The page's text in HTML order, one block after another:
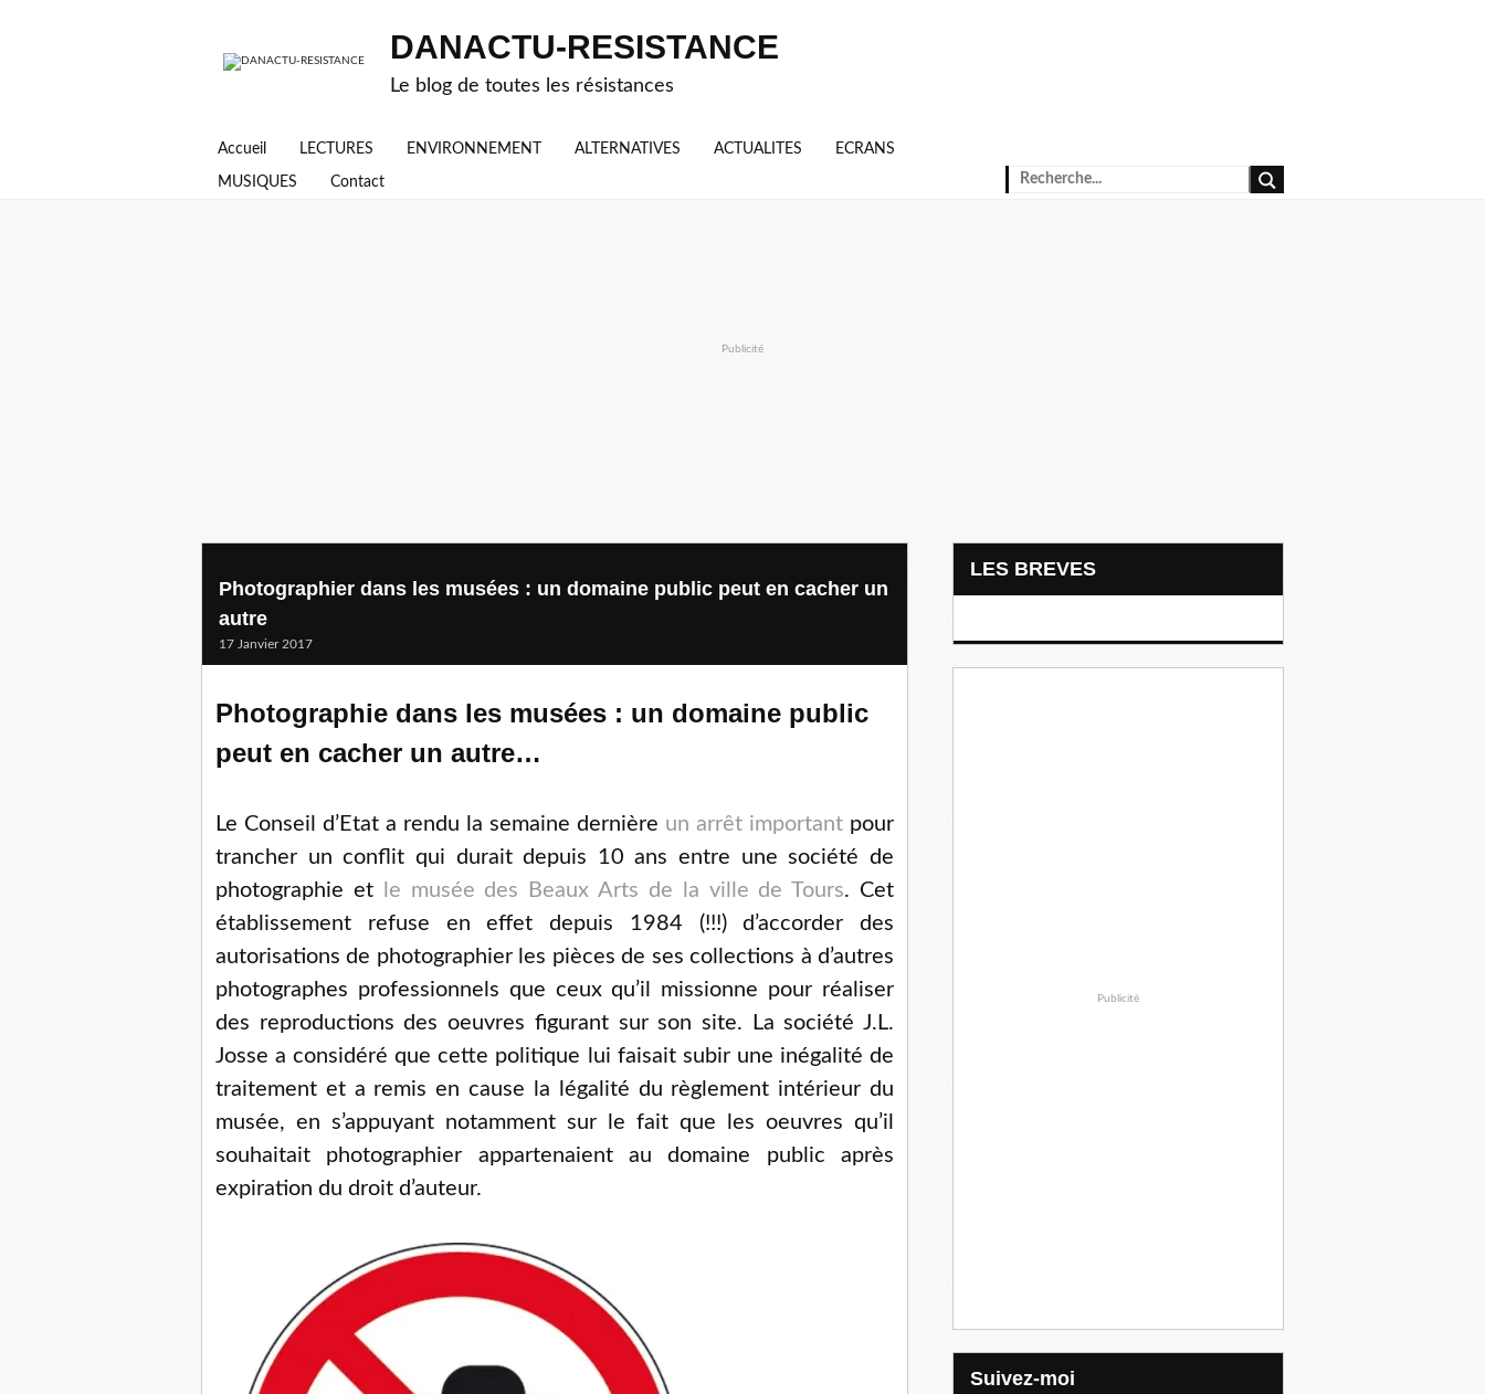
DANACTU-RESISTANCE
Le blog de toutes les résistances
Accueil LECTURES ENVIRONNEMENT ALTERNATIVES ACTUALITES ECRANS
MUSIQUES Contact
Publicité
Photographier dans les musées : un domaine public peut en cacher un
autre
17 Janvier 2017
Photographie dans les musées : un domaine public
peut en cacher un autre…
Le Conseil d’Etat a rendu la semaine dernière un arrêt important pour
trancher un conflit qui durait depuis 10 ans entre une société de
photographie et
le musée des Beaux Arts de la ville de Tours. Cet
établissement refuse en effet depuis 1984 (!!!) d’accorder des
autorisations de photographier les pièces de ses collections à d’autres
photographes professionnels que ceux qu’il missionne pour réaliser
des reproductions des oeuvres figurant sur son site. La société J.L.
Josse a considéré que cette politique lui faisait subir une inégalité de
traitement et a remis en cause la légalité du règlement intérieur du
musée, en s’appuyant notamment sur le fait que les oeuvres qu’il
souhaitait photographier appartenaient au domaine public après
expiration du droit d’auteur.
LES BREVES
Publicité
Suivez-moi